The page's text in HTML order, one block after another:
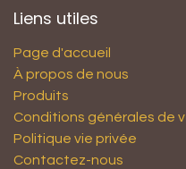
Liens utiles
Page d'accueil
À propos de nous
Produits
Conditions générales de
Politique vie privée
Contactez-nous